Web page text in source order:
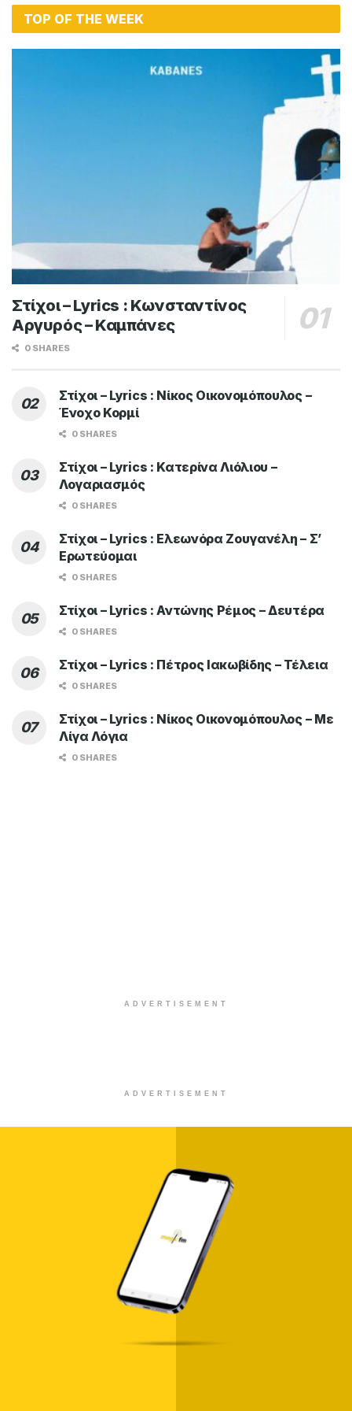
TOP OF THE WEEK
Στίχοι – Lyrics : Κωνσταντίνος
Αργυρός – Καμπάνες
0 SHARES
Στίχοι – Lyrics : Νίκος Οικονομόπουλος –
Ένοχο Κορμί
0 SHARES
Στίχοι – Lyrics : Κατερίνα Λιόλιου –
Λογαριασμός
0 SHARES
Στίχοι – Lyrics : Ελεωνόρα Ζουγανέλη – Σ’
Ερωτεύομαι
0 SHARES
Στίχοι – Lyrics : Αντώνης Ρέμος – Δευτέρα
0 SHARES
Στίχοι – Lyrics : Πέτρος Ιακωβίδης – Τέλεια
0 SHARES
Στίχοι – Lyrics : Νίκος Οικονομόπουλος – Με
Λίγα Λόγια
0 SHARES
ADVERTISEMENT
ADVERTISEMENT